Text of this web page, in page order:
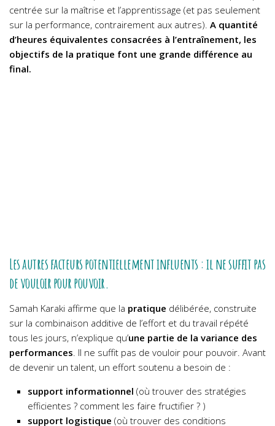
centrée sur la maîtrise et l’apprentissage (et pas seulement
sur la performance, contrairement aux autres). A quantité
d’heures équivalentes consacrées à l’entraînement, les
objectifs de la pratique font une grande différence au
final.
Les autres facteurs potentiellement influents : il ne suffit pas
de vouloir pour pouvoir.
Samah Karaki affirme que la pratique délibérée, construite
sur la combinaison additive de l’effort et du travail répété
tous les jours, n’explique qu’une partie de la variance des
performances . Il ne suffit pas de vouloir pour pouvoir. Avant
de devenir un talent, un effort soutenu a besoin de :
support informationnel (où trouver des stratégies
efficientes ? comment les faire fructifier ? )
support logistique (où trouver des conditions